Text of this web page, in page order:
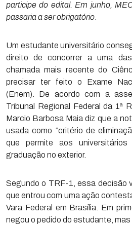
participe do edital. Em junho,
passaria a ser obrigatório
Um estudante universitário
direito de concorrer a uma
chamada mais recente do
precisar ter feito o Exame
(Enem). De acordo com a
Tribunal Regional Federal da 1ª
Marcio Barbosa Maia diz que a
usada como “critério de
que permite aos
graduação no exterior.
Segundo o TRF-1, essa decisão
que entrou com uma ação
Vara Federal em Brasília. Em
negou o pedido do estudante,